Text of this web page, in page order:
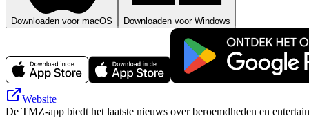
Downloaden voor macOS Downloaden voor Windows
Website
De TMZ-app biedt het laatste nieuws over beroemdheden en